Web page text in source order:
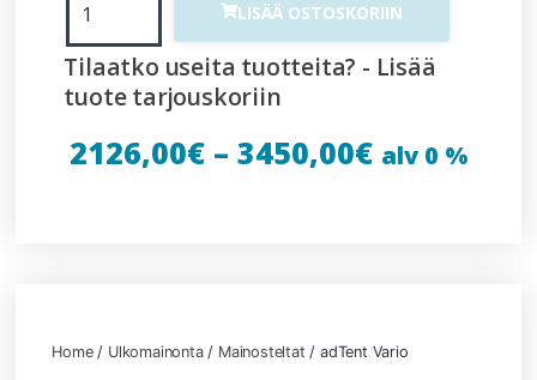
LISÄÄ OSTOSKORIIN
Tilaatko useita tuotteita? - Lisää
tuote tarjouskoriin
2126,00€– 3450,00€ alv 0 %
Home/ Ulkomainonta/ Mainosteltat / adTent Vario